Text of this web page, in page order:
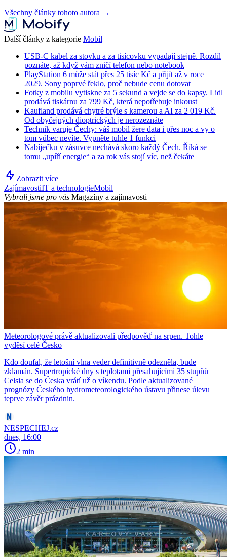
Všechny články tohoto autora →
Další články z kategorie Mobil
USB-C kabel za stovku a za tisícovku vypadají stejně. Rozdíl
poznáte, až když vám zničí telefon nebo notebook
PlayStation 6 může stát přes 25 tisíc Kč a přijít až v roce
2029. Sony poprvé řeklo, proč nebude cenu dotovat
Fotky z mobilu vytiskne za 5 sekund a vejde se do kapsy. Lidl
prodává tiskárnu za 799 Kč, která nepotřebuje inkoust
Kaufland prodává chytré brýle s kamerou a AI za 2 019 Kč.
Od obyčejných dioptrických je nerozeznáte
Technik varuje Čechy: váš mobil žere data i přes noc a vy o
tom vůbec nevíte. Vypněte tuhle 1 funkci
Nabíječku v zásuvce nechává skoro každý Čech. Říká se
tomu „upíří energie“ a za rok vás stojí víc, než čekáte
Zobrazit více
ZajímavostiIT a technologieMobil
Vybrali jsme pro vás Magazíny a zajímavosti
Meteorologové právě aktualizovali předpověď na srpen. Tohle
vyděsí celé Česko
Kdo doufal, že letošní vlna veder definitivně odezněla, bude
zklamán. Supertropické dny s teplotami přesahujícími 35 stupňů
Celsia se do Česka vrátí už o víkendu. Podle aktualizované
prognózy Českého hydrometeorologického ústavu přinese úlevu
teprve závěr prázdnin.
NESPECHEJ.cz
dnes, 16:00
2 min